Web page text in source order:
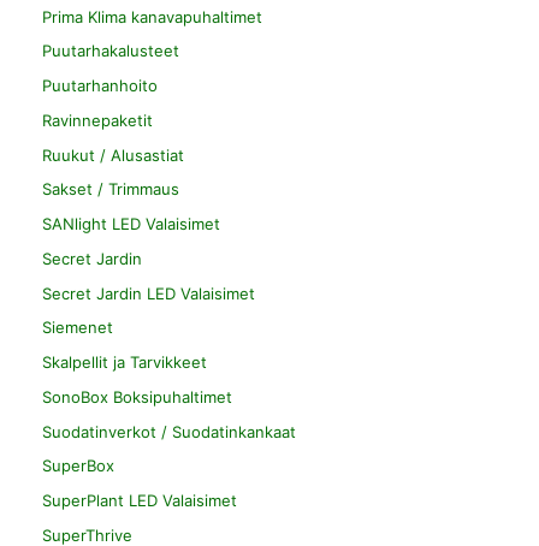
Prima Klima kanavapuhaltimet
Puutarhakalusteet
Puutarhanhoito
Ravinnepaketit
Ruukut / Alusastiat
Sakset / Trimmaus
SANlight LED Valaisimet
Secret Jardin
Secret Jardin LED Valaisimet
Siemenet
Skalpellit ja Tarvikkeet
SonoBox Boksipuhaltimet
Suodatinverkot / Suodatinkankaat
SuperBox
SuperPlant LED Valaisimet
SuperThrive